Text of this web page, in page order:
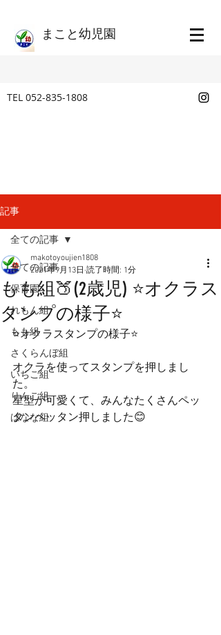
​まこと幼児園
TEL 052-835-1808
記事
全ての記事
保育園
れもん組
もも組
さくらんぼ組
いちご組
りんご組
ばなな組
全ての記事
もも組🍑(2歳児) ⭐オクラス
タンプの様子⭐
makotoyoujien1808
2021年9月13日 読了時間: 1分
⭐オクラスタンプの様子⭐
オクラを使ってスタンプを押しまし
た。
星型が可愛くて、みんなたくさんペッ
タンペッタン押しました😊